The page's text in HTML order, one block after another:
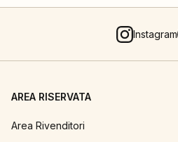
Instagram
AREA RISERVATA
Area Rivenditori